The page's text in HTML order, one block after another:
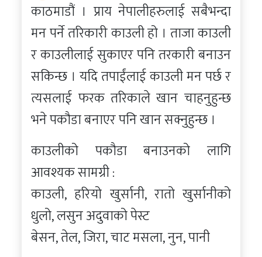
काठमाडौं । प्राय नेपालीहरुलाई सबैभन्दा
मन पर्ने तरिकारी काउली हो । ताजा काउली
र काउलीलाई सुकाएर पनि तरकारी बनाउन
सकिन्छ । यदि तपाईंलाई काउली मन पर्छ र
त्यसलाई फरक तरिकाले खान चाहनुहुन्छ
भने पकौडा बनाएर पनि खान सक्नुहुन्छ ।
काउलीको पकौडा बनाउनको लागि
आवश्यक सामग्री :
काउली, हरियो खुर्सानी, रातो खुर्सानीको
धुलो, लसुन अदुवाको पेस्ट
बेसन, तेल, जिरा, चाट मसला, नुन, पानी